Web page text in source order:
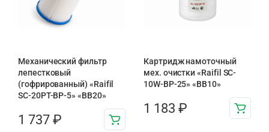
Механический фильтр
лепестковый
(гофрированный) «Raifil
SC-20PT-ВР-5» «BB20»
1 737 ₽
Картридж намоточный
мех. очистки «Raifil SC-
10W-BP-25» «BB10»
1 183 ₽